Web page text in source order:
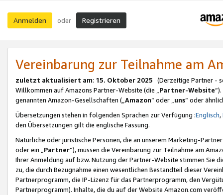
Anmelden oder Registrieren
Vereinbarung zur Teilnahme am
zuletzt aktualisiert am: 15. Oktober 2025 (Derzeitige Partner -
Willkommen auf Amazons Partner-Website (die „Partner-Website
genannten Amazon-Gesellschaften („Amazon“ oder „uns“ oder
Übersetzungen stehen in folgenden Sprachen zur Verfügung :Englisch,
den Übersetzungen gilt die englische Fassung.
Natürliche oder juristische Personen, die an unserem Marketing-
oder ein „Partner“), müssen die Vereinbarung zur Teilnahme am
Ihrer Anmeldung auf bzw. Nutzung der Partner-Website stimmen Sie
zu, die durch Bezugnahme einen wesentlichen Bestandteil dieser
Partnerprogramm, die IP-Lizenz für das Partnerprogramm, den
Partnerprogramm). Inhalte, die du auf der Website Amazon.com